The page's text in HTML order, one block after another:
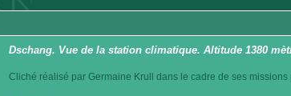
Dschang. Vue de la station climatique. Altitude 1380
Cliché réalisé par Germaine Krull dans le cadre de ses